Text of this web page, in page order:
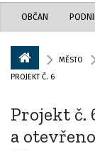
OBČAN
MĚSTO
PROJEKT Č. 6
Projekt č.
a